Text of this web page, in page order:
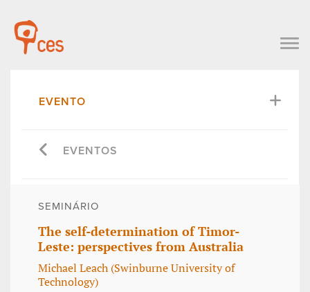
EVENTO
EVENTOS
SEMINÁRIO
The self-determination of Timor-
Leste: perspectives from Australia
Michael Leach (Swinburne University of
Technology)